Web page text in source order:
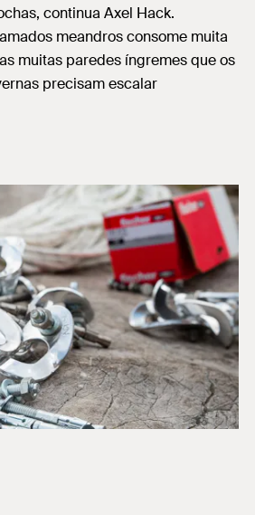
continua Axel Hack.
meandros consome muita
muitas paredes íngremes que os
precisam escalar